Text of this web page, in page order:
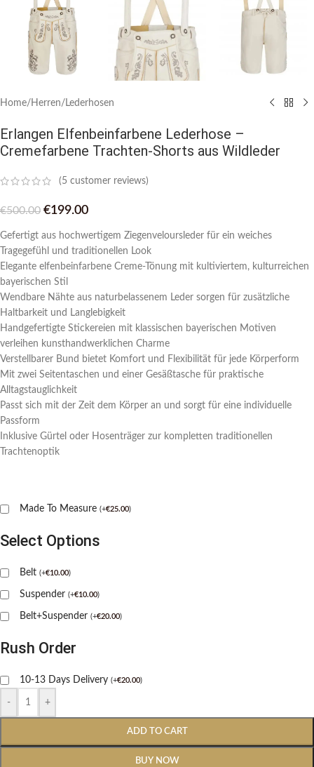
Home/Herren/ Lederhosen
Erlangen Elfenbeinfarbene Lederhose –
Cremefarbene Trachten-Shorts aus Wildleder
(5 customer reviews)
€500.00 €199.00
Gefertigt aus hochwertigem Ziegenveloursleder für ein weiches
Tragegefühl und traditionellen Look
Elegante elfenbeinfarbene Creme-Tönung mit kultiviertem, kulturreichen
bayerischen Stil
Wendbare Nähte aus naturbelassenem Leder sorgen für zusätzliche
Haltbarkeit und Langlebigkeit
Handgefertigte Stickereien mit klassischen bayerischen Motiven
verleihen kunsthandwerklichen Charme
Verstellbarer Bund bietet Komfort und Flexibilität für jede Körperform
Mit zwei Seitentaschen und einer Gesäßtasche für praktische
Alltagstauglichkeit
Passt sich mit der Zeit dem Körper an und sorgt für eine individuelle
Passform
Inklusive Gürtel oder Hosenträger zur kompletten traditionellen
Trachtenoptik
Made To Measure (+€25.00)
Select Options
Belt (+€10.00)
Suspender (+€10.00)
Belt+Suspender (+€20.00)
Rush Order
10-13 Days Delivery (+€20.00)
- +
ADD TO CART
BUY NOW